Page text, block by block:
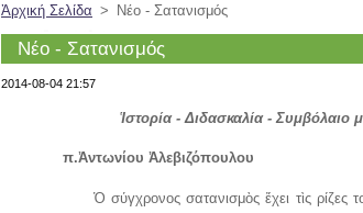
Ἀρχική Σελίδα > Νέο - Σατανισμός
Νέο - Σατανισμός
2014-08-04 21:57
Ἱστορία - Διδασκαλία - Συμβόλαιο
π.Ἀντωνίου Ἀλεβιζόπουλου
Ὁ σύγχρονος σατανισμὸς ἔχει τὶς ρίζες του